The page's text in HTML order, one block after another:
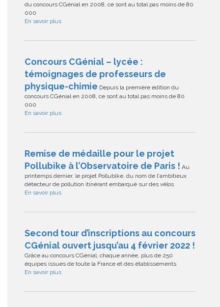
du concours CGénial en 2008, ce sont au total pas moins de 80
000
En savoir plus
Concours CGénial – lycée :
témoignages de professeurs de
physique-chimie Depuis la première édition du
concours CGénial en 2008, ce sont au total pas moins de 80
000
En savoir plus
Remise de médaille pour le projet
Pollubike à l’Observatoire de Paris ! Au
printemps dernier, le projet Pollubike, du nom de l'ambitieux
détecteur de pollution itinérant embarqué sur des vélos
En savoir plus
Second tour d’inscriptions au concours
CGénial ouvert jusqu’au 4 février 2022 !
Grâce au concours CGénial, chaque année, plus de 250
équipes issues de toute la France et des établissements
En savoir plus